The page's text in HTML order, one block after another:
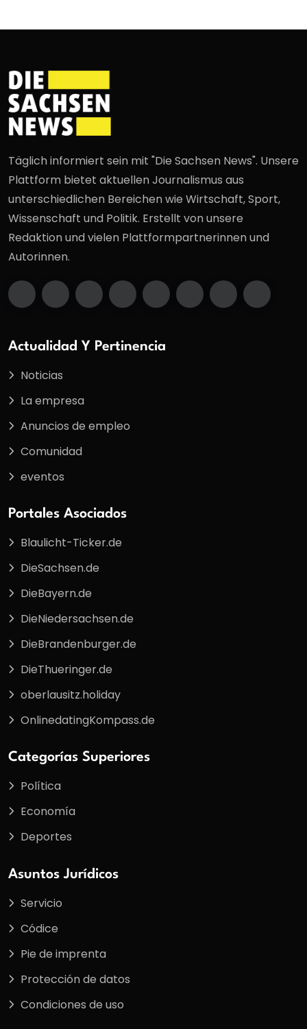
Täglich informiert sein mit "Die Sachsen News". Unsere
Plattform bietet aktuellen Journalismus aus
unterschiedlichen Bereichen wie Wirtschaft, Sport,
Wissenschaft und Politik. Erstellt von unsere
Redaktion und vielen Plattformpartnerinnen und
Autorinnen.
Actualidad Y Pertinencia
Noticias
La empresa
Anuncios de empleo
Comunidad
eventos
Portales Asociados
Blaulicht-Ticker.de
DieSachsen.de
DieBayern.de
DieNiedersachsen.de
DieBrandenburger.de
DieThueringer.de
oberlausitz.holiday
OnlinedatingKompass.de
Categorías Superiores
Política
Economía
Deportes
Asuntos Jurídicos
Servicio
Códice
Pie de imprenta
Protección de datos
Condiciones de uso